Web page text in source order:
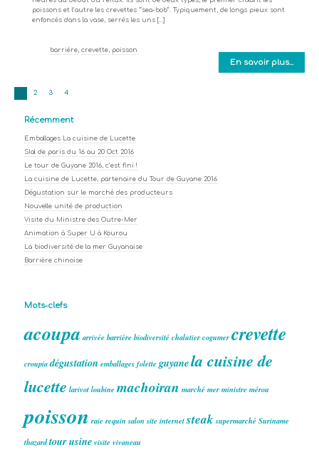
poissons et l’autre les crevettes “sea-bob”. Typiquement, de longs pieux sont
enfoncés dans la vase, serrés les uns […]
En savoir plus...
barrière crevette poisson
2 3 4
Récemment
Emballages La cuisine de Lucette
SIal de paris du 16 au 20 Oct 2016
Le tour de Guyane 2016, c’est fini !
La cuisine de Lucette, partenaire du Tour de Guyane 2016
Dégustation sur le marché des producteurs
Nouvelle unité de production
Visite du Ministre des Outre-Mer
Animation à Super U à Kourou
La biodiversité de la mer Guyanaise
Barrière chinoise
Mots-clefs
acoupa arrivée barrière biodiversité chalutier cogumer crevette
croupia dégustation emballages folette guyanela cuisine de
lucette larivot loubine machoiran marché mer ministre mérou
poisson raie requin salon site internet steak supermarché Suriname
thazard tourusine visite vivaneau